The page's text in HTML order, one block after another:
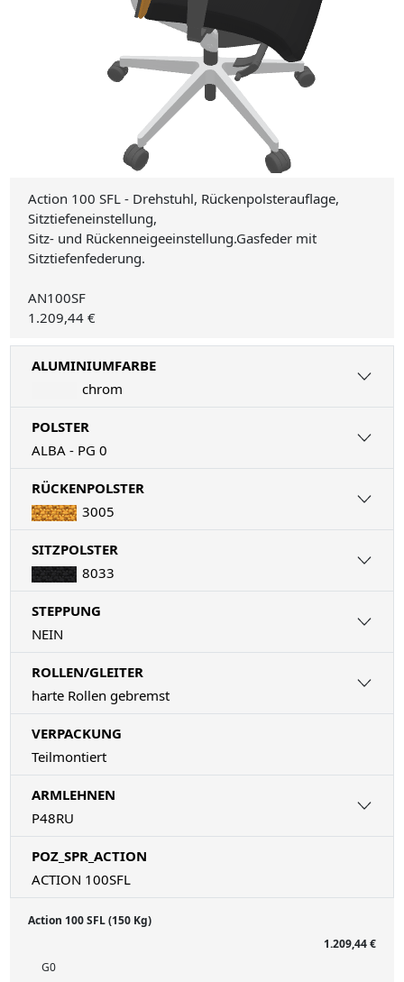
Action 100 SFL - Drehstuhl, Rückenpolsterauflage,
Sitztiefeneinstellung,
Sitz- und Rückenneigeeinstellung.Gasfeder mit
Sitztiefenfederung.
AN100SF
1.209,44 €
ALUMINIUMFARBE
chrom
POLSTER
ALBA - PG 0
RÜCKENPOLSTER
3005
SITZPOLSTER
8033
STEPPUNG
NEIN
ROLLEN/GLEITER
harte Rollen gebremst
VERPACKUNG
Teilmontiert
ARMLEHNEN
P48RU
POZ_SPR_ACTION
ACTION 100SFL
Action 100 SFL (150 Kg)
1.209,44 €
G0